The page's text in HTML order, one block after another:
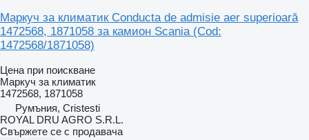
Маркуч за климатик Conducta de admisie aer superioară
1472568, 1871058 за камион Scania (Cod:
1472568/1871058)
Цена при поискване
Маркуч за климатик
1472568, 1871058
Румъния, Cristesti
ROYAL DRU AGRO S.R.L.
Свържете се с продавача